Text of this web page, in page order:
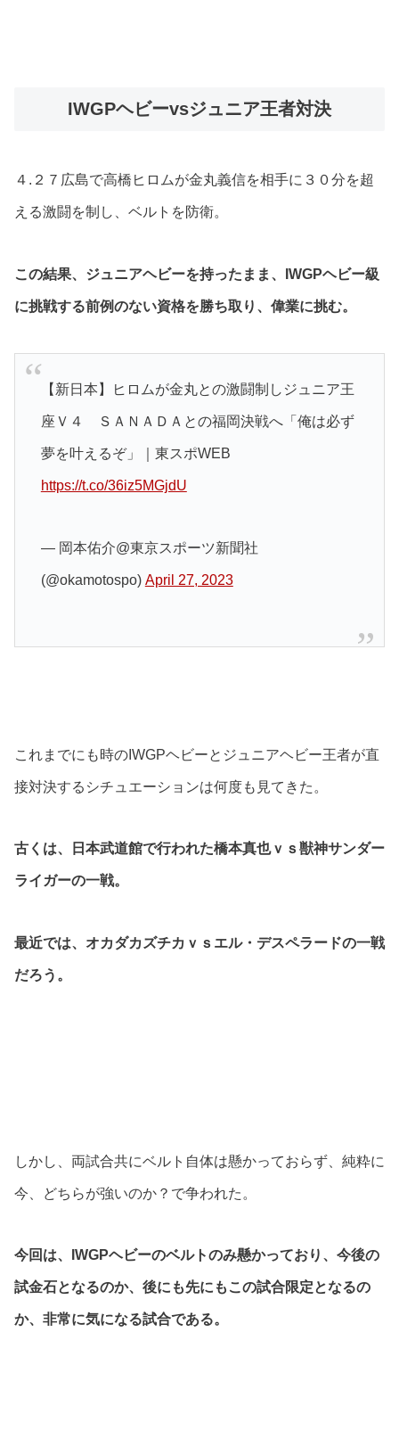
IWGPヘビーvsジュニア王者対決
４.２７広島で高橋ヒロムが金丸義信を相手に３０分を超
える激闘を制し、ベルトを防衛。
この結果、ジュニアヘビーを持ったまま、IWGPヘビー級
に挑戦する前例のない資格を勝ち取り、偉業に挑む。
【新日本】ヒロムが金丸との激闘制しジュニア王
座Ｖ４ ＳＡＮＡＤＡとの福岡決戦へ「俺は必ず
夢を叶えるぞ」｜東スポWEB
https://t.co/36iz5MGjdU
— 岡本佑介@東京スポーツ新聞社
(@okamotospo) April 27, 2023
これまでにも時のIWGPヘビーとジュニアヘビー王者が直
接対決するシチュエーションは何度も見てきた。
古くは、日本武道館で行われた橋本真也ｖｓ獣神サンダー
ライガーの一戦。
最近では、オカダカズチカｖｓエル・デスペラードの一戦
だろう。
しかし、両試合共にベルト自体は懸かっておらず、純粋に
今、どちらが強いのか？で争われた。
今回は、IWGPヘビーのベルトのみ懸かっており、今後の
試金石となるのか、後にも先にもこの試合限定となるの
か、非常に気になる試合である。